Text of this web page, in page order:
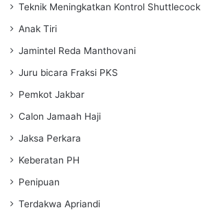
Teknik Meningkatkan Kontrol Shuttlecock
Anak Tiri
Jamintel Reda Manthovani
Juru bicara Fraksi PKS
Pemkot Jakbar
Calon Jamaah Haji
Jaksa Perkara
Keberatan PH
Penipuan
Terdakwa Apriandi